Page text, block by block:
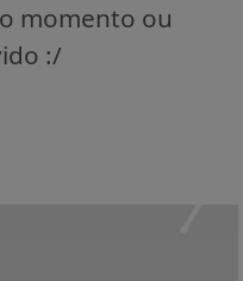
momento ou
:/